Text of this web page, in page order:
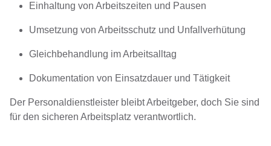
Einhaltung von Arbeitszeiten und Pausen
Umsetzung von Arbeitsschutz und Unfallverhütung
Gleichbehandlung im Arbeitsalltag
Dokumentation von Einsatzdauer und Tätigkeit
Der Personaldienstleister bleibt Arbeitgeber, doch Sie sind
für den sicheren Arbeitsplatz verantwortlich.